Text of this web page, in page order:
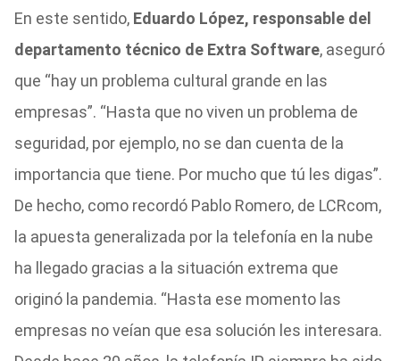
En este sentido, Eduardo López, responsable del
departamento técnico de Extra Software, aseguró
que “hay un problema cultural grande en las
empresas”. “Hasta que no viven un problema de
seguridad, por ejemplo, no se dan cuenta de la
importancia que tiene. Por mucho que tú les digas”.
De hecho, como recordó Pablo Romero, de LCRcom,
la apuesta generalizada por la telefonía en la nube
ha llegado gracias a la situación extrema que
originó la pandemia. “Hasta ese momento las
empresas no veían que esa solución les interesara.